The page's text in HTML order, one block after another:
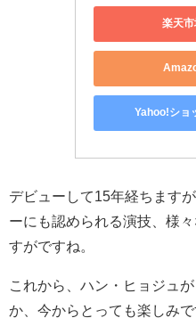
楽天市
Yahoo!ショ
デビューして15年経ちます
ーにも認められる演技、様
すがですね。
これから、ハン・ヒョジュ
か、今からとっても楽しみで